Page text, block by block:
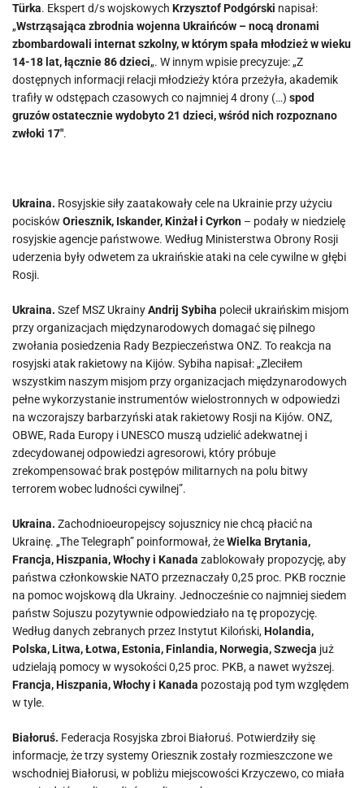
Türka. Ekspert d/s wojskowych Krzysztof Podgórski napisał:
„Wstrząsająca zbrodnia wojenna Ukraińców – nocą dronami
zbombardowali internat szkolny, w którym spała młodzież w wieku
14-18 lat, łącznie 86 dzieci„. W innym wpisie precyzuje: „Z
dostępnych informacji relacji młodzieży która przeżyła, akademik
trafiły w odstępach czasowych co najmniej 4 drony (…) spod
gruzów ostatecznie wydobyto 21 dzieci, wśród nich rozpoznano
zwłoki 17″.
Ukraina. Rosyjskie siły zaatakowały cele na Ukrainie przy użyciu
pocisków Oriesznik, Iskander, Kinżał i Cyrkon – podały w niedzielę
rosyjskie agencje państwowe. Według Ministerstwa Obrony Rosji
uderzenia były odwetem za ukraińskie ataki na cele cywilne w głębi
Rosji.
Ukraina. Szef MSZ UkrainyAndrij Sybiha polecił ukraińskim misjom
przy organizacjach międzynarodowych domagać się pilnego
zwołania posiedzenia Rady Bezpieczeństwa ONZ. To reakcja na
rosyjski atak rakietowy na Kijów. Sybiha napisał: „Zleciłem
wszystkim naszym misjom przy organizacjach międzynarodowych
pełne wykorzystanie instrumentów wielostronnych w odpowiedzi
na wczorajszy barbarzyński atak rakietowy Rosji na Kijów. ONZ,
OBWE, Rada Europy i UNESCO muszą udzielić adekwatnej i
zdecydowanej odpowiedzi agresorowi, który próbuje
zrekompensować brak postępów militarnych na polu bitwy
terrorem wobec ludności cywilnej”.
Ukraina. Zachodnioeuropejscy sojusznicy nie chcą płacić na
Ukrainę. „The Telegraph” poinformował, żeWielka Brytania,
Francja, Hiszpania, Włochy i Kanada zablokowały propozycję, aby
państwa członkowskie NATO przeznaczały 0,25 proc. PKB rocznie
na pomoc wojskową dla Ukrainy. Jednocześnie co najmniej siedem
państw Sojuszu pozytywnie odpowiedziało na tę propozycję.
Według danych zebranych przez Instytut Kiloński,Holandia,
Polska, Litwa, Łotwa, Estonia, Finlandia, Norwegia, Szwecja już
udzielają pomocy w wysokości 0,25 proc. PKB, a nawet wyższej.
Francja, Hiszpania, Włochy i Kanada pozostają pod tym względem
w tyle.
Białoruś. Federacja Rosyjska zbroi Białoruś. Potwierdziły się
informacje, że trzy systemy Oriesznik zostały rozmieszczone we
wschodniej Białorusi, w pobliżu miejscowości Krzyczewo, co miała